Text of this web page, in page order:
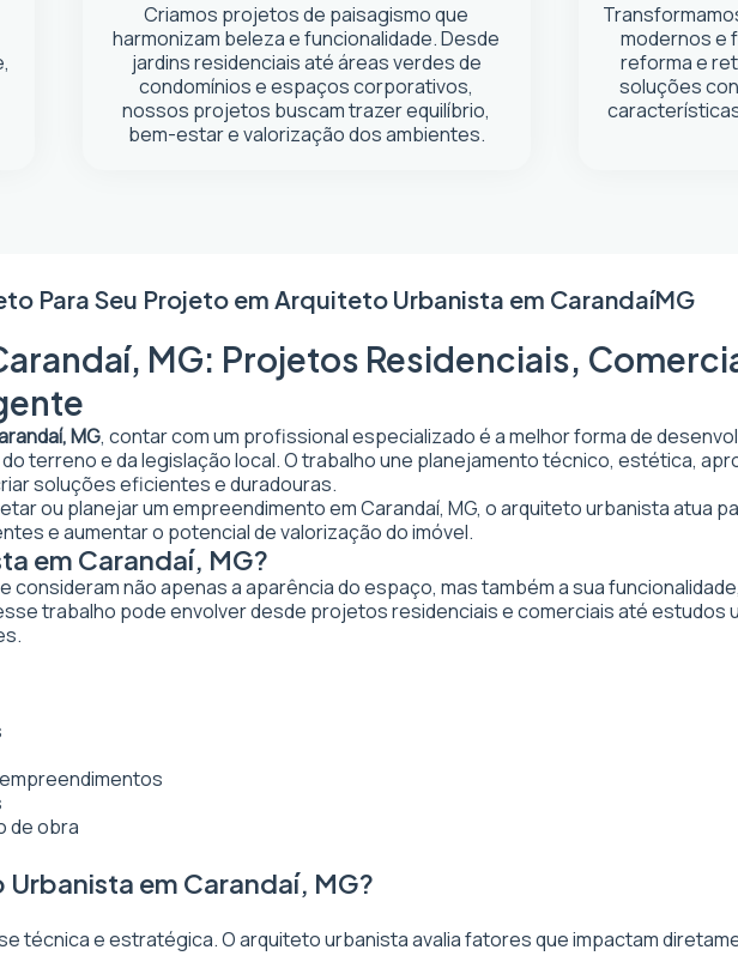
Criamos projetos de paisagismo que
harmonizam beleza e funcionalidade. Desde
jardins residenciais até áreas verdes de
condomínios e espaços corporativos,
nossos projetos buscam trazer equilíbrio,
bem-estar e valorização dos ambientes.
modernos e
reforma e
soluções
Para Seu Projeto em Arquiteto Urbanista em CarandaíMG
MG: Projetos Residenciais,
MG, contar com um profissional especializado é a melhor forma de
terreno e da legislação local. O trabalho une planejamento técnico, estética,
soluções eficientes e duradouras.
ou planejar um empreendimento em Carandaí, MG, o arquiteto urbanista atua
e aumentar o potencial de valorização do imóvel.
em Carandaí, MG?
não apenas a aparência do espaço, mas também a sua
trabalho pode envolver desde projetos residenciais e comerciais até estudos
de obra
em Carandaí, MG?
técnica e estratégica. O arquiteto urbanista avalia fatores que impactam